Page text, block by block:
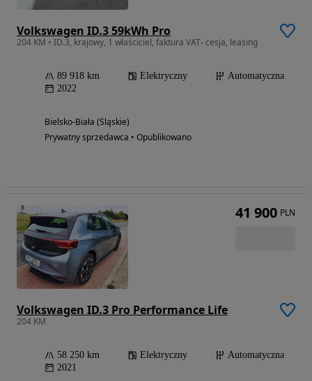
Volkswagen ID.3 59kWh Pro
204 KM • ID.3, krajowy, 1 właściciel, faktura VAT- cesja, leasing
89 918 km Elektryczny
Automatyczna
2022
Bielsko-Biała (Śląskie)
Prywatny sprzedawca • Opublikowano
Volkswagen ID.3 Pro Performance Life
204 KM
58 250 km Elektryczny
Automatyczna
2021
41 900 PLN